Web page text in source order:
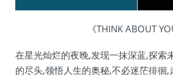
《THINK ABOUT
在星光灿烂的夜晚,发现一抹深蓝,探索
的尽头,领悟人生的奥秘,不必迷茫徘徊